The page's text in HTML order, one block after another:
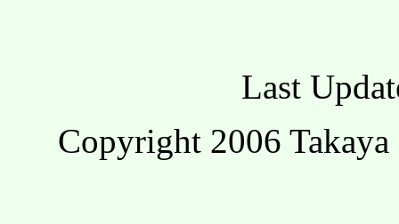
Last
Copyright 2006